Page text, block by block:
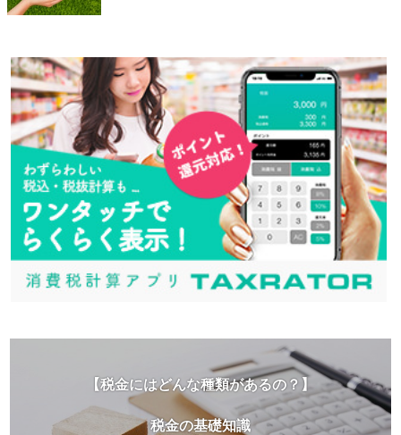
【税金にはどんな種類があるの？】
税金の基礎知識